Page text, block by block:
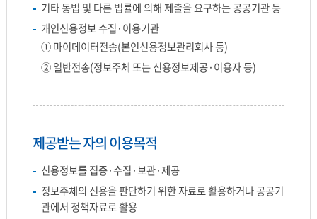
기타 동법 및 다른 법률에 의해 제출을 요구하는 공공기관 등
개인신용정보 수집·이용기관
① 마이데이터전송(본인신용정보관리회사 등)
② 일반전송(정보주체 또는 신용정보제공·이용자 등)
제공받는 자의 이용목적
신용정보를 집중·수집·보관·제공
정보주체의 신용을 판단하기 위한 자료로 활용하거나 공공기
관에서 정책자료로 활용